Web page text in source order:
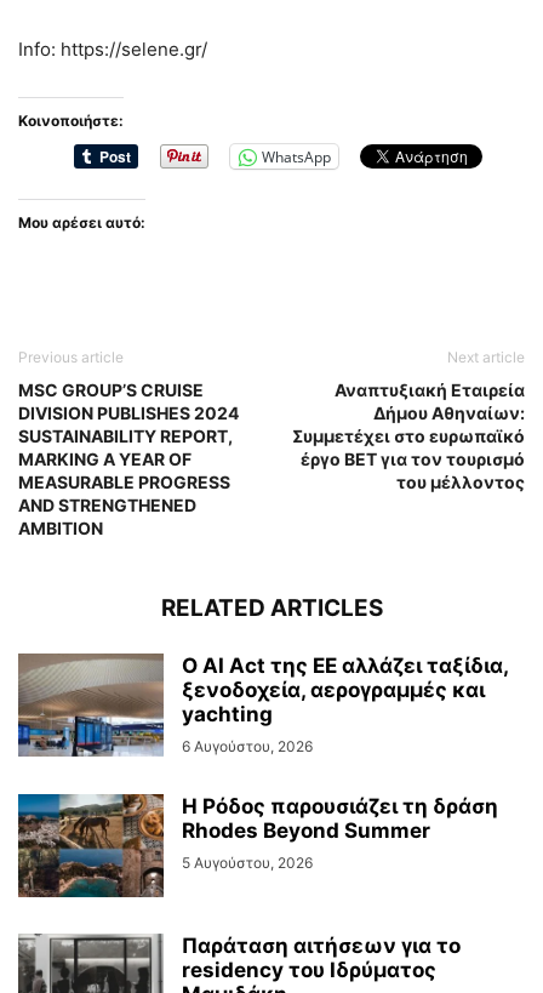
Info: https://selene.gr/
Κοινοποιήστε:
WhatsApp
Μου αρέσει αυτό:
Previous article
MSC GROUP’S CRUISE
DIVISION PUBLISHES 2024
SUSTAINABILITY REPORT,
MARKING A YEAR OF
MEASURABLE PROGRESS
AND STRENGTHENED
AMBITION
Next article
Αναπτυξιακή Εταιρεία
Δήμου Αθηναίων:
Συμμετέχει στο ευρωπαϊκό
έργο BET για τον τουρισμό
του μέλλοντος
RELATED ARTICLES
Ο AI Act της ΕΕ αλλάζει ταξίδια,
ξενοδοχεία, αερογραμμές και
yachting
6 Αυγούστου, 2026
Η Ρόδος παρουσιάζει τη δράση
Rhodes Beyond Summer
5 Αυγούστου, 2026
Παράταση αιτήσεων για το
residency του Ιδρύματος